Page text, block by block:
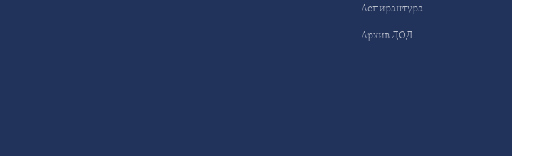
Аспирантура
Архив ДОД